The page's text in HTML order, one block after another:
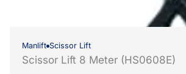
Manlift Scissor Lift
Scissor Lift 8 Meter (HS0608E)